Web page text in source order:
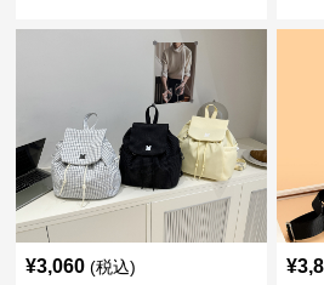
¥3,060 (税込) ¥